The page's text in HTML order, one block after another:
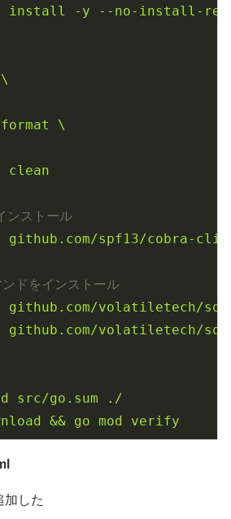
install -y --no-install-
\
clean
ストール
spf13/cobra-
をインストール
volatiletech/
volatiletech/
src/go.sum ./
&& go mod verify
加した